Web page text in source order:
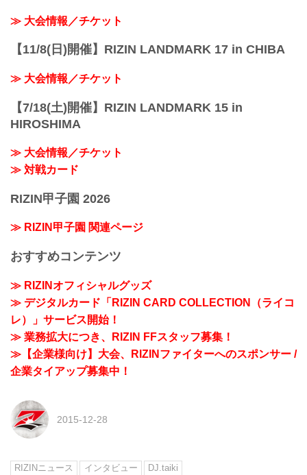
≫ 大会情報／チケット
【11/8(日)開催】RIZIN LANDMARK 17 in CHIBA
≫ 大会情報／チケット
【7/18(土)開催】RIZIN LANDMARK 15 in
HIROSHIMA
≫ 大会情報／チケット
≫ 対戦カード
RIZIN甲子園 2026
≫ RIZIN甲子園 関連ページ
おすすめコンテンツ
≫ RIZINオフィシャルグッズ
≫ デジタルカード「RIZIN CARD COLLECTION（ライコ
レ）」サービス開始！
≫ 業務拡大につき、RIZIN FFスタッフ募集！
≫【企業様向け】大会、RIZINファイターへのスポンサー /
企業タイアップ募集中！
2015-12-28
RIZINニュース インタビュー DJ.taiki